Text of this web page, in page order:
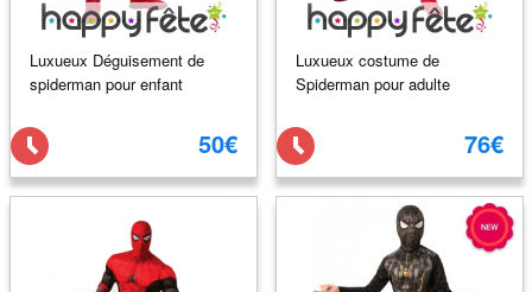
Luxueux Déguisement de
spiderman pour enfant
50€
Luxueux costume de
Spiderman pour adulte
76€